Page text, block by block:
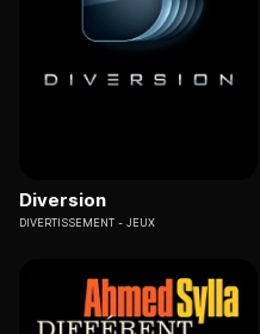
Diversion
DIVERTISSEMENT JEUX